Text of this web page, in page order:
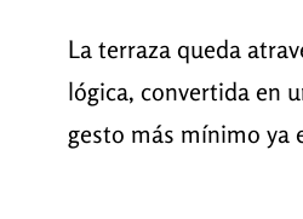
La terraza queda
lógica, convertida en
gesto más mínimo ya